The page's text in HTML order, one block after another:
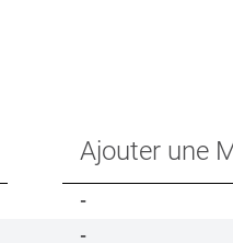
Ajouter une
-
-